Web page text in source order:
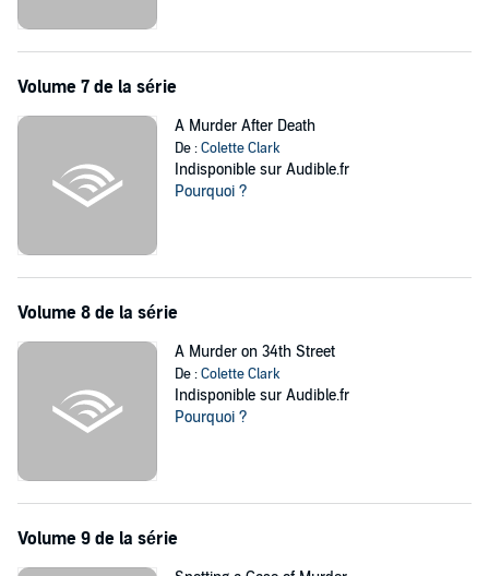
Volume 7 de la série
A Murder After Death
De :Colette Clark
Indisponible sur Audible.fr
Pourquoi ?
Volume 8 de la série
A Murder on 34th Street
De :Colette Clark
Indisponible sur Audible.fr
Pourquoi ?
Volume 9 de la série